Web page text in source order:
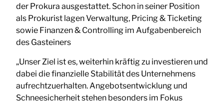
der Prokura ausgestattet. Schon in seiner Position
als Prokurist lagen Verwaltung, Pricing & Ticketing
sowie Finanzen & Controlling im Aufgabenbereich
des Gasteiners
„Unser Ziel ist es, weiterhin kräftig zu investieren und
dabei die finanzielle Stabilität des Unternehmens
aufrechtzuerhalten. Angebotsentwicklung und
Schneesicherheit stehen besonders im Fokus